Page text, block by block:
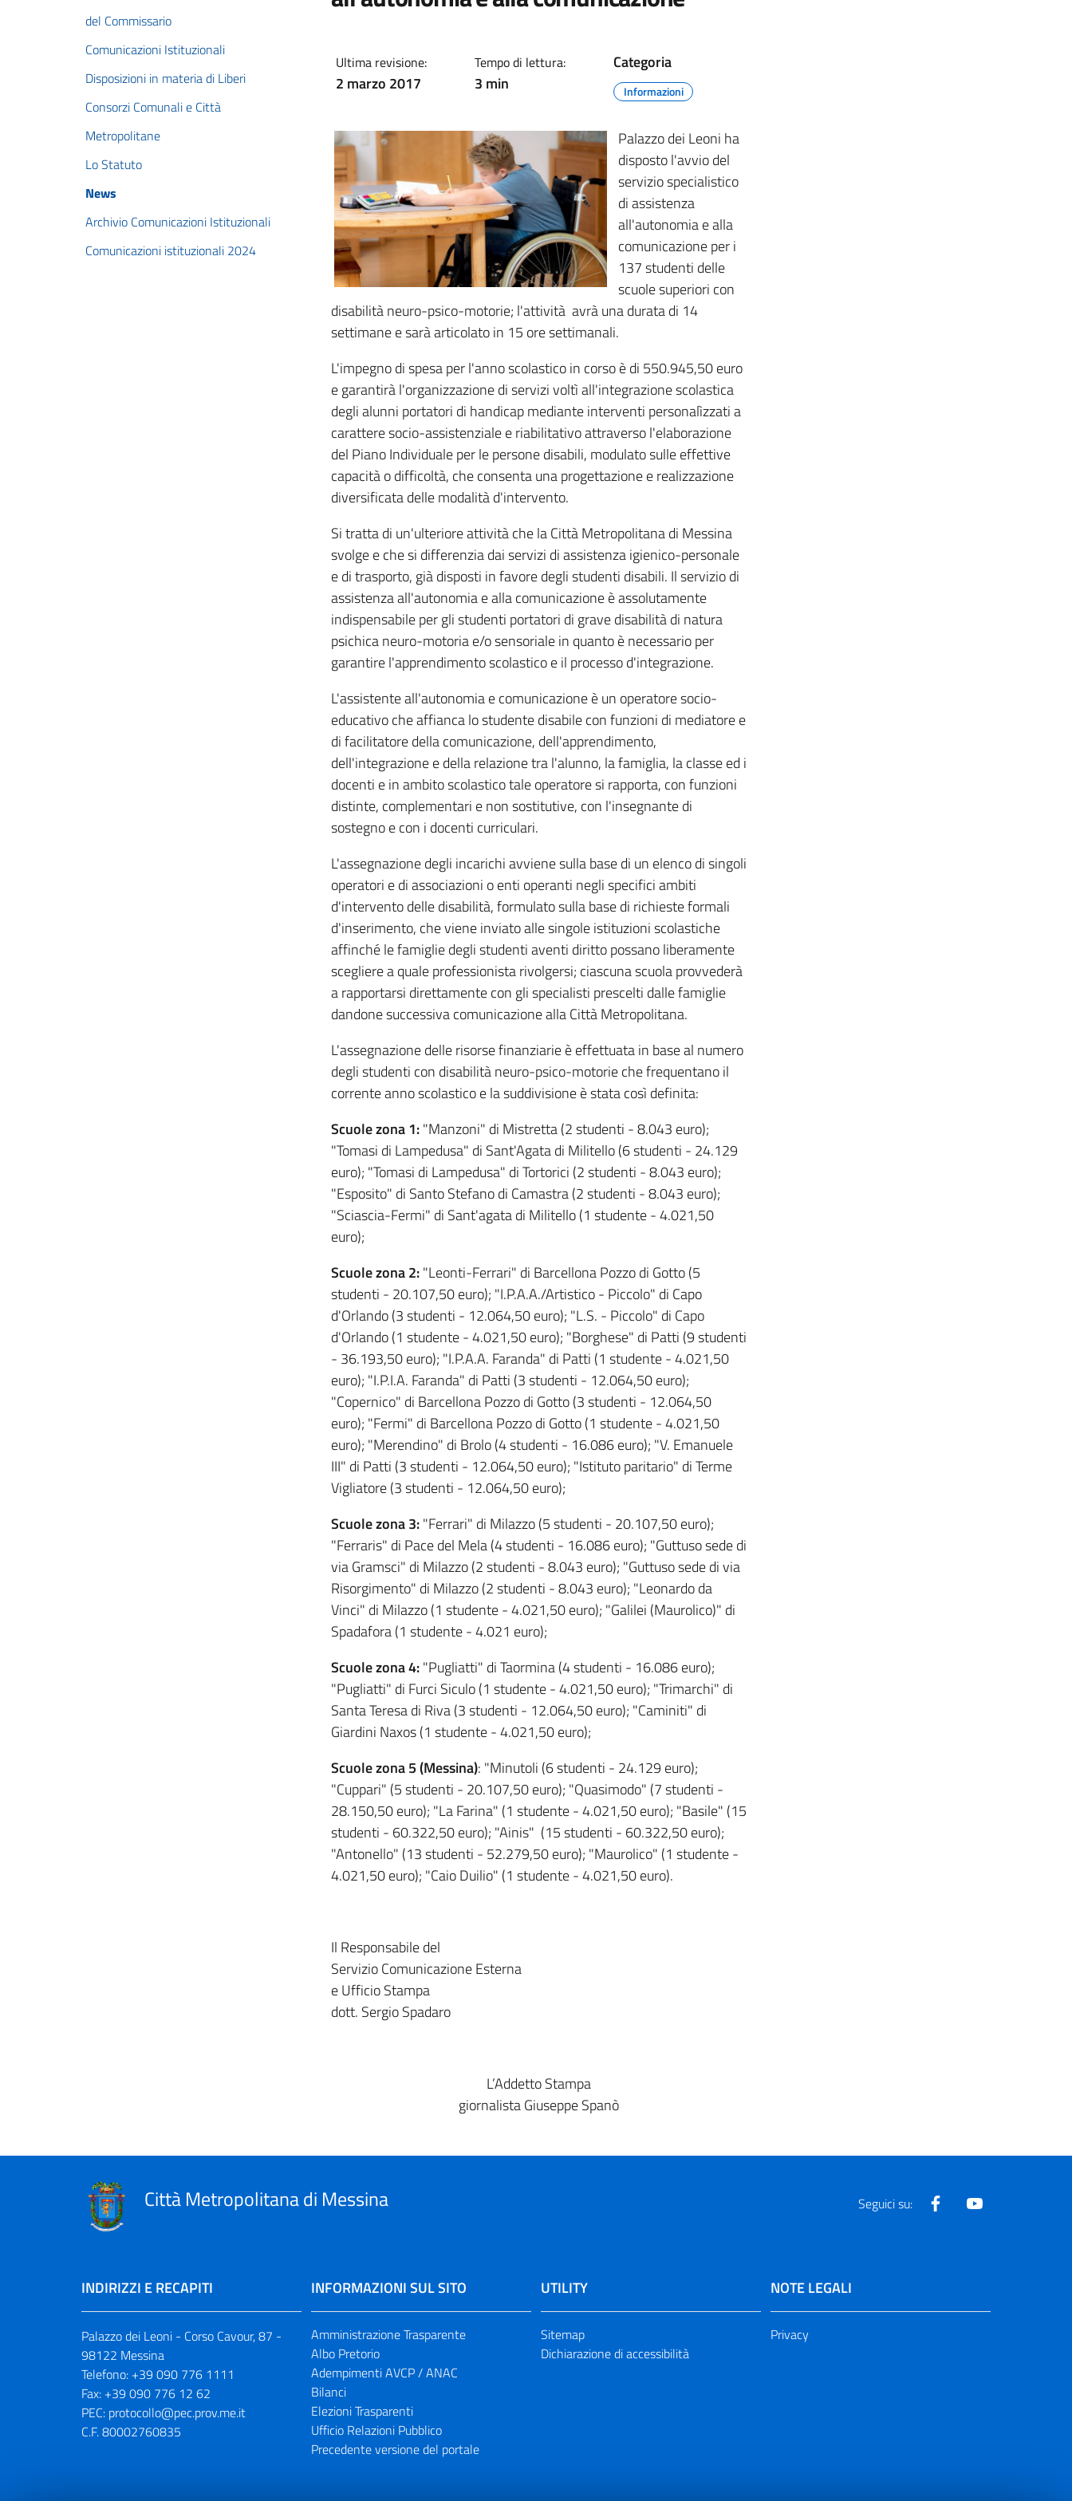
del Commissario
Comunicazioni Istituzionali
Disposizioni in materia di Liberi
Consorzi Comunali e Città
Metropolitane
Lo Statuto
News
Archivio Comunicazioni Istituzionali
Comunicazioni istituzionali 2024
Ultima revisione:
2 marzo 2017
Tempo di lettura:
3 min
Categoria
Informazioni
Palazzo dei Leoni ha
disposto l'avvio del
servizio specialistico
di assistenza
all'autonomia e alla
comunicazione per i
137 studenti delle
scuole superiori con
disabilità neuro-psico-motorie; l'attività avrà una durata di 14
settimane e sarà articolato in 15 ore settimanali.
L'impegno di spesa per l'anno scolastico in corso è di 550.945,50 euro
e garantirà l'organizzazione di servizi voltì all'integrazione scolastica
degli alunni portatori di handicap mediante interventi personalìzzati a
carattere socio-assistenziale e riabilitativo attraverso l'elaborazione
del Piano Individuale per le persone disabili, modulato sulle effettive
capacità o difficoltà, che consenta una progettazione e realizzazione
diversificata delle modalità d'intervento.
Si tratta di un'ulteriore attività che la Città Metropolitana di Messina
svolge e che si differenzia dai servizi di assistenza igienico-personale
e di trasporto, già disposti in favore degli studenti disabili. Il servizio di
assistenza all'autonomia e alla comunicazione è assolutamente
indispensabile per gli studenti portatori di grave disabilità di natura
psichica neuro-motoria e/o sensoriale in quanto è necessario per
garantire l'apprendimento scolastico e il processo d'integrazione.
L'assistente all'autonomia e comunicazione è un operatore socio-
educativo che affianca lo studente disabile con funzioni di mediatore e
di facilitatore della comunicazione, dell'apprendimento,
dell'integrazione e della relazione tra l'alunno, la famiglia, la classe ed i
docenti e in ambito scolastico tale operatore si rapporta, con funzioni
distinte, complementari e non sostitutive, con l'insegnante di
sostegno e con i docenti curriculari.
L'assegnazione degli incarichi avviene sulla base di un elenco di singoli
operatori e di associazioni o enti operanti negli specifici ambiti
d'intervento delle disabilità, formulato sulla base di richieste formali
d'inserimento, che viene inviato alle singole istituzioni scolastiche
affinché le famiglie degli studenti aventi diritto possano liberamente
scegliere a quale professionista rivolgersi; ciascuna scuola provvederà
a rapportarsi direttamente con gli specialisti prescelti dalle famiglie
dandone successiva comunicazione alla Città Metropolitana.
L'assegnazione delle risorse finanziarie è effettuata in base al numero
degli studenti con disabilità neuro-psico-motorie che frequentano il
corrente anno scolastico e la suddivisione è stata così definita:
Scuole zona 1:"Manzoni" di Mistretta (2 studenti - 8.043 euro);
"Tomasi di Lampedusa" di Sant'Agata di Militello (6 studenti - 24.129
euro); "Tomasi di Lampedusa" di Tortorici (2 studenti - 8.043 euro);
"Esposito" di Santo Stefano di Camastra (2 studenti - 8.043 euro);
"Sciascia-Fermi" di Sant'agata di Militello (1 studente - 4.021,50
euro);
Scuole zona 2:"Leonti-Ferrari" di Barcellona Pozzo di Gotto (5
studenti - 20.107,50 euro); "I.P.A.A./Artistico - Piccolo" di Capo
d'Orlando (3 studenti - 12.064,50 euro); "L.S. - Piccolo" di Capo
d'Orlando (1 studente - 4.021,50 euro); "Borghese" di Patti (9 studenti
- 36.193,50 euro); "I.P.A.A. Faranda" di Patti (1 studente - 4.021,50
euro); "I.P.I.A. Faranda" di Patti (3 studenti - 12.064,50 euro);
"Copernico" di Barcellona Pozzo di Gotto (3 studenti - 12.064,50
euro); "Fermi" di Barcellona Pozzo di Gotto (1 studente - 4.021,50
euro); "Merendino" di Brolo (4 studenti - 16.086 euro); "V. Emanuele
III" di Patti (3 studenti - 12.064,50 euro); "Istituto paritario" di Terme
Vigliatore (3 studenti - 12.064,50 euro);
Scuole zona 3:"Ferrari" di Milazzo (5 studenti - 20.107,50 euro);
"Ferraris" di Pace del Mela (4 studenti - 16.086 euro); "Guttuso sede di
via Gramsci" di Milazzo (2 studenti - 8.043 euro); "Guttuso sede di via
Risorgimento" di Milazzo (2 studenti - 8.043 euro); "Leonardo da
Vinci" di Milazzo (1 studente - 4.021,50 euro); "Galilei (Maurolico)" di
Spadafora (1 studente - 4.021 euro);
Scuole zona 4:"Pugliatti" di Taormina (4 studenti - 16.086 euro);
"Pugliatti" di Furci Siculo (1 studente - 4.021,50 euro); "Trimarchi" di
Santa Teresa di Riva (3 studenti - 12.064,50 euro); "Caminiti" di
Giardini Naxos (1 studente - 4.021,50 euro);
Scuole zona 5 (Messina): "Minutoli (6 studenti - 24.129 euro);
"Cuppari" (5 studenti - 20.107,50 euro); "Quasimodo" (7 studenti -
28.150,50 euro); "La Farina" (1 studente - 4.021,50 euro); "Basile" (15
studenti - 60.322,50 euro); "Ainis" (15 studenti - 60.322,50 euro);
"Antonello" (13 studenti - 52.279,50 euro); "Maurolico" (1 studente -
4.021,50 euro); "Caio Duilio" (1 studente - 4.021,50 euro).
Il Responsabile del
Servizio Comunicazione Esterna
e Ufficio Stampa
dott. Sergio Spadaro
L’Addetto Stampa
giornalista Giuseppe Spanò
Città Metropolitana di Messina Seguici su: Facebook
INDIRIZZI E RECAPITI
Palazzo dei Leoni - Corso Cavour, 87 -
98122 Messina
Telefono: +39 090 776 1111
Fax: +39 090 776 12 62
PEC: protocollo@pec.prov.me.it
C.F. 80002760835
INFORMAZIONI SUL SITO
Amministrazione Trasparente
Albo Pretorio
Adempimenti AVCP / ANAC
Bilanci
Elezioni Trasparenti
Ufficio Relazioni Pubblico
Precedente versione del portale
UTILITY
Sitemap
Dichiarazione di accessibilità
NOTE LEGALI
Privacy